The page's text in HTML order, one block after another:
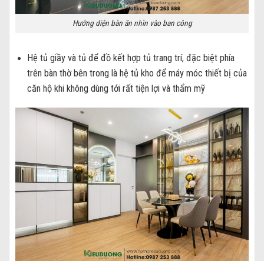
Hướng diện bàn ăn nhìn vào ban công
Hệ tủ giầy và tủ để đồ kết hợp tủ trang trí, đặc biệt phía
trên bàn thờ bên trong là hệ tủ kho để máy móc thiết bị của
căn hộ khi không dùng tới rất tiện lợi và thẩm mỹ